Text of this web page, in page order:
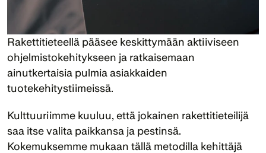
Rakettitieteellä pääsee keskittymään aktiiviseen
ohjelmistokehitykseen ja ratkaisemaan
ainutkertaisia pulmia asiakkaiden
tuotekehitystiimeissä.
Kulttuuriimme kuuluu, että jokainen rakettitieteilijä
saa itse valita paikkansa ja pestinsä.
Kokemuksemme mukaan tällä metodilla kehittäjä